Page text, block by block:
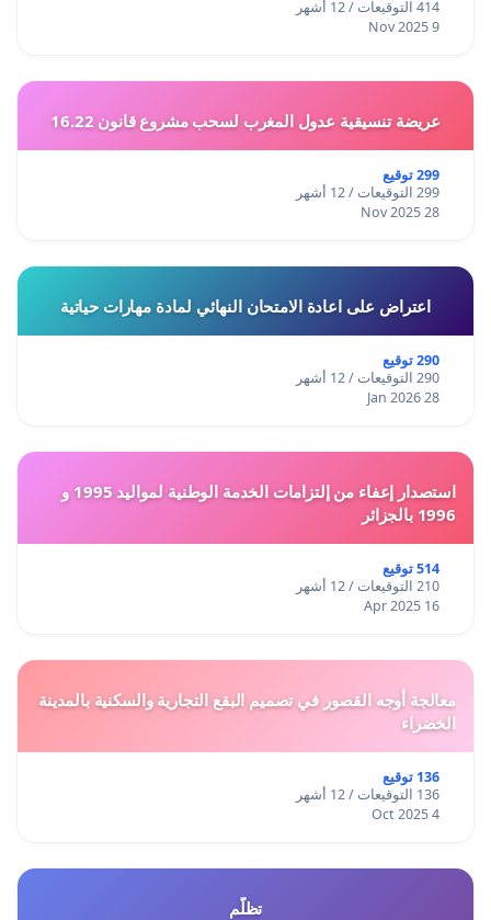
414 التوقيعات / 12 أشهر
9 Nov 2025
عريضة تنسيقية عدول المغرب لسحب مشروع قانون 16.22
299 توقيع
299 التوقيعات / 12 أشهر
28 Nov 2025
اعتراض على اعادة الامتحان النهائي لمادة مهارات حياتية
290 توقيع
290 التوقيعات / 12 أشهر
28 Jan 2026
استصدار إعفاء من إلتزامات الخدمة الوطنية لمواليد 1995 و
1996 بالجزائر
514 توقيع
210 التوقيعات / 12 أشهر
16 Apr 2025
معالجة أوجه القصور في تصميم البقع التجارية والسكنية بالمدينة
الخضراء
136 توقيع
136 التوقيعات / 12 أشهر
4 Oct 2025
تظلّم